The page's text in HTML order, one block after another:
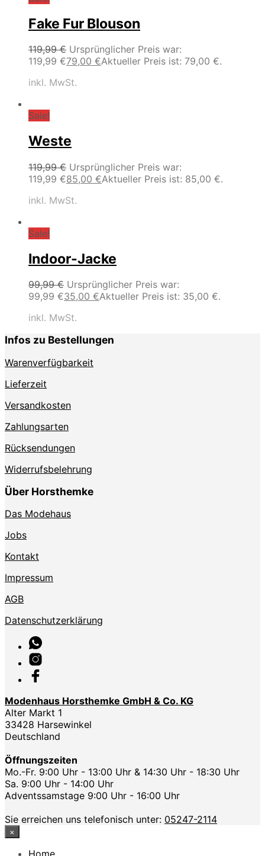
Fake Fur Blouson
119,99€ Ursprünglicher Preis war:
119,99 €79,00 €Aktueller Preis ist: 79,00 €.
inkl. MwSt.
Sale!
Weste
119,99€ Ursprünglicher Preis war:
119,99 €85,00 €Aktueller Preis ist: 85,00 €.
inkl. MwSt.
Sale!
Indoor-Jacke
99,99€ Ursprünglicher Preis war:
99,99 €35,00 €Aktueller Preis ist: 35,00 €.
inkl. MwSt.
Infos zu Bestellungen
Warenverfügbarkeit
Lieferzeit
Versandkosten
Zahlungsarten
Rücksendungen
Widerrufsbelehrung
Über Horsthemke
Das Modehaus
Jobs
Kontakt
Impressum
AGB
Datenschutzerklärung
Modenhaus Horsthemke GmbH & Co. KG
Alter Markt 1
33428 Harsewinkel
Deutschland
Öffnungszeiten
Mo.-Fr. 9:00 Uhr - 13:00 Uhr & 14:30 Uhr - 18:30 Uhr
Sa. 9:00 Uhr - 14:00 Uhr
Adventssamstage 9:00 Uhr - 16:00 Uhr
Sie erreichen uns telefonisch unter: 05247-2114
×